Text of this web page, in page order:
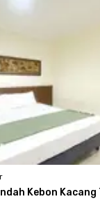
Kebon Kacang